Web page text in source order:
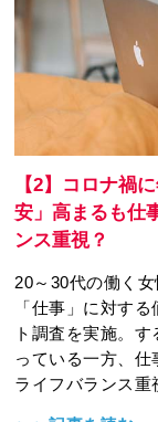
【2】コロナ禍
安」高まるも仕
ンス重視？
20～30代の働く
「仕事」に対す
ト調査を実施。
っている一方、
ライフバランス重